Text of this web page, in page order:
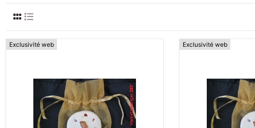
Exclusivité web Exclusivité web